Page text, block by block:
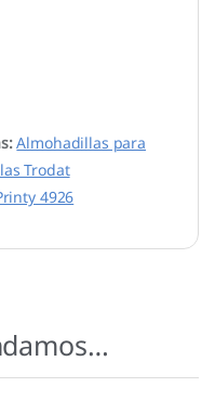
Almohadillas para
Trodat
4926